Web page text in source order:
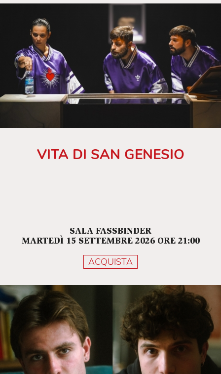
VITA DI SAN GENESIO
SALA FASSBINDER
MARTEDÌ 15 SETTEMBRE 2026 ORE 21:00
ACQUISTA